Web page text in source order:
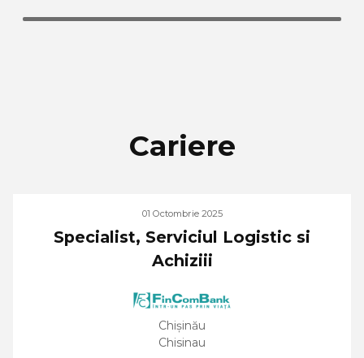
Cariere
01 Octombrie 2025
Specialist, Serviciul Logistic si
Achiziii
Chișinău
Chisinau